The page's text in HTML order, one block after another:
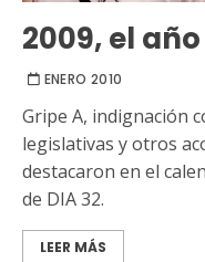
2009, el
ENERO 2010
Gripe A, indignación
legislativas y otros
destacaron en el
de DIA 32.
LEER MÁS